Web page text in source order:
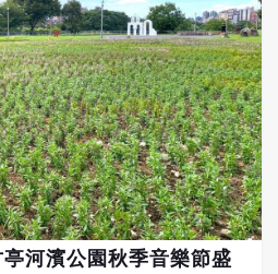
不僅展示了台灣豐富的
國際文化交流打下了良
能透過這樣的展覽，讓
魅力，並期待未來能有
術作品於國際舞台上。
瀏海的捲度，在車上直
和可愛性格深受粉絲喜
仿的潮流。 專家指
主要有幾個原因。首
蓬鬆感，使得頭髮更加
體外觀的生動性。其
髮型，無論是大波浪還
鬆實現，讓女孩根據場
度
中的活動後也能保持整
髮型往往能提升自信，
髮型，增強自信和美麗
河濱公園秋季音樂節盛